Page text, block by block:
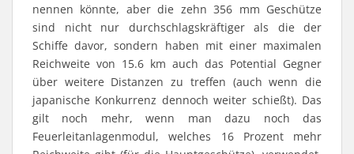
nennen könnte, aber die zehn 356 mm Geschütze
sind nicht nur durchschlagskräftiger als die der
Schiffe davor, sondern haben mit einer maximalen
Reichweite von 15.6 km auch das Potential Gegner
über weitere Distanzen zu treffen (auch wenn die
japanische Konkurrenz dennoch weiter schießt). Das
gilt noch mehr, wenn man dazu noch das
Feuerleitanlagenmodul, welches 16 Prozent mehr